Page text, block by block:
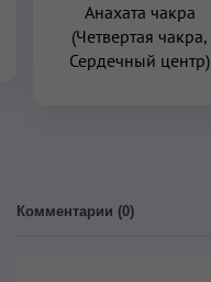
Анахата чакра
(Четвертая чакра,
Сердечный центр)
Комментарии (0)